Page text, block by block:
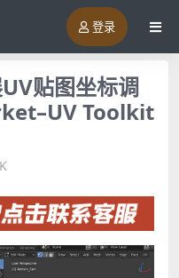
登录
贴图坐标调
Toolkit